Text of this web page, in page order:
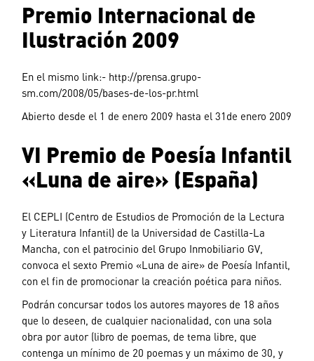
Premio Internacional de
Ilustración 2009
En el mismo link:- http://prensa.grupo-
sm.com/2008/05/bases-de-los-pr.html
Abierto desde el 1 de enero 2009 hasta el 31de enero 2009
VI Premio de Poesía Infantil
«Luna de aire» (España)
El CEPLI (Centro de Estudios de Promoción de la Lectura
y Literatura Infantil) de la Universidad de Castilla-La
Mancha, con el patrocinio del Grupo Inmobiliario GV,
convoca el sexto Premio «Luna de aire» de Poesía Infantil,
con el fin de promocionar la creación poética para niños.
Podrán concursar todos los autores mayores de 18 años
que lo deseen, de cualquier nacionalidad, con una sola
obra por autor (libro de poemas, de tema libre, que
contenga un mínimo de 20 poemas y un máximo de 30, y